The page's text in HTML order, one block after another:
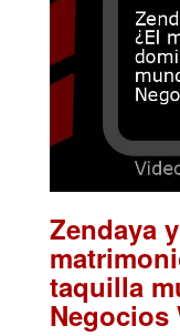
Zendaya
taquilla
Negocios